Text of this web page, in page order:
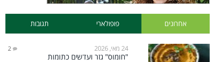
אחרונים פופולארי תגובות
24 מאי, 2026 2
"חומוס" גזר ועדשים כתומות